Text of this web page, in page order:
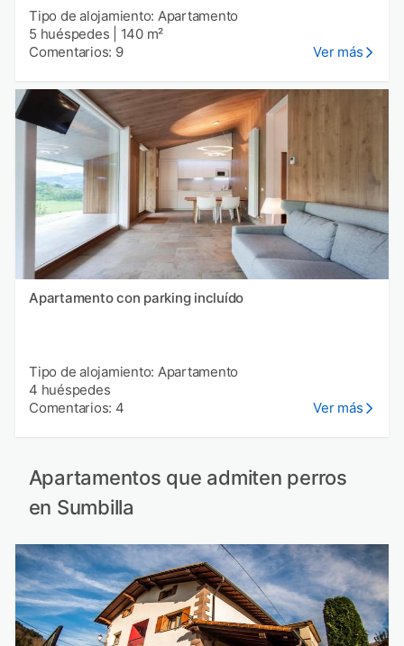
Tipo de alojamiento: Apartamento
5 huéspedes
140 m²
Comentarios: 9
Ver más
Apartamento con parking incluído
Tipo de alojamiento: Apartamento
4 huéspedes
Comentarios: 4
Ver más
Apartamentos que admiten perros
en Sumbilla